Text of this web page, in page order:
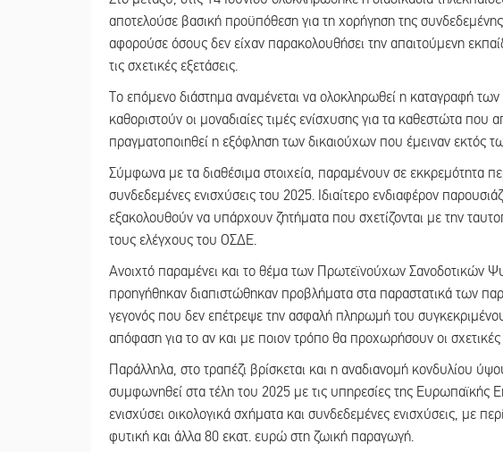
αποτελούσε βασική προϋπόθεση για τη χορήγηση της
αφορούσε όσους δεν είχαν παρακολουθήσει την απαιτούμενη
τις σχετικές εξετάσεις.
Το επόμενο διάστημα αναμένεται να ολοκληρωθεί η καταγραφή
καθοριστούν οι μοναδιαίες τιμές ενίσχυσης για τα καθεστώτα
πραγματοποιηθεί η εξόφληση των δικαιούχων που έμειναν
Σύμφωνα με τα διαθέσιμα στοιχεία, παραμένουν σε εκκρεμότητα
συνδεδεμένες ενισχύσεις του 2025. Ιδιαίτερο ενδιαφέρον
εξακολουθούν να υπάρχουν ζητήματα που σχετίζονται με την
τους ελέγχους του ΟΣΔΕ.
Ανοιχτό παραμένει και το θέμα των Πρωτεϊνούχων Σανοδοτικών
προηγήθηκαν διαπιστώθηκαν προβλήματα στα παραστατικά των
γεγονός που δεν επέτρεψε την ασφαλή πληρωμή του
απόφαση για το αν και με ποιον τρόπο θα προχωρήσουν οι
Παράλληλα, στο τραπέζι βρίσκεται και η αναδιανομή κονδυλίου
συμφωνηθεί στα τέλη του 2025 με τις υπηρεσίες της Ευρωπαϊκής
ενισχύσει οικολογικά σχήματα και συνδεδεμένες ενισχύσεις, με
φυτική και άλλα 80 εκατ. ευρώ στη ζωική παραγωγή.